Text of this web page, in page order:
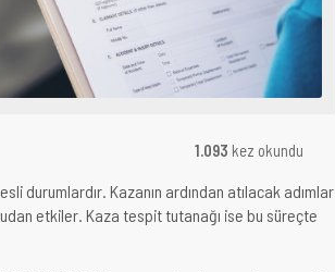
1.093 kez okundu
durumlardır. Kazanın ardından atılacak adımlar
etkiler. Kaza tespit tutanağı ise bu süreçte